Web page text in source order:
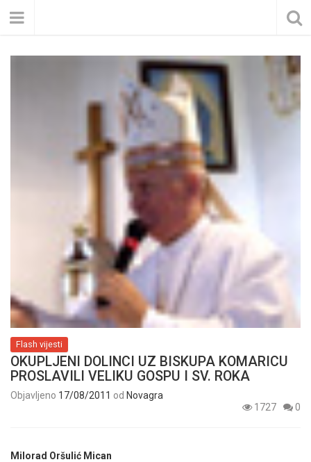
Flash vijesti
OKUPLJENI DOLINCI UZ BISKUPA KOMARICU
PROSLAVILI VELIKU GOSPU I SV. ROKA
Objavljeno 17/08/2011 od Novagra
1727
0
Milorad Oršulić Mican